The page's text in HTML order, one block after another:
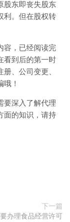
股东即丧失股东
利。但在股权转
容，已经阅读完
看到后的第一时
、公司变更、
！
要深入了解代理
面的知识，请持
下一篇
办理食品经营许可